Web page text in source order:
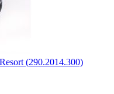
(290.2014.300)